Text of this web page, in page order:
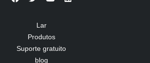
Lar
Produtos
Suporte gratuito
blog